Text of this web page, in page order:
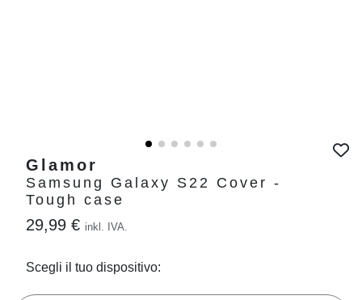
Glamor
Samsung Galaxy S22 Cover -
Tough case
29,99 € inkl. IVA.
Scegli il tuo dispositivo: